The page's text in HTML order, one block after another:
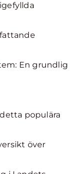
En grundlig
populära
över